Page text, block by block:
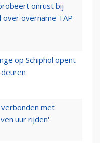
onrust bij
overname TAP
op Schiphol opent
verbonden met
uur rijden'